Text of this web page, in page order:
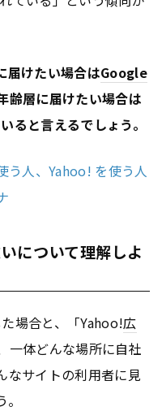
届けたい場合はGoogle
齢層に届けたい場合は
ると言えるでしょう。
う人、Yahoo! を使う人
について理解しよ
場合と、「Yahoo!広
一体どんな場所に自社
なサイトの利用者に見